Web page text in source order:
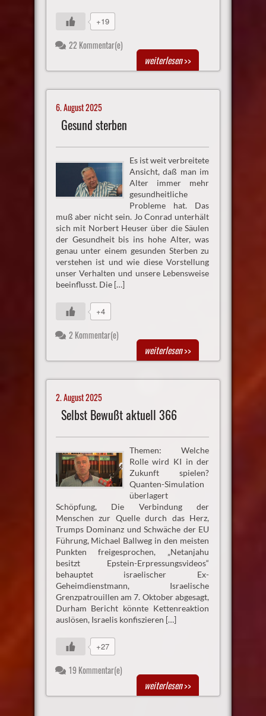
+19
22 Kommentar(e)
weiterlesen>>
6. August 2025
Gesund sterben
Es ist weit verbreitete
Ansicht, daß man im
Alter immer mehr
gesundheitliche
Probleme hat. Das
muß aber nicht sein. Jo Conrad unterhält
sich mit Norbert Heuser über die Säulen
der Gesundheit bis ins hohe Alter, was
genau unter einem gesunden Sterben zu
verstehen ist und wie diese Vorstellung
unser Verhalten und unsere Lebensweise
beeinflusst. Die […]
+4
2 Kommentar(e)
weiterlesen>>
2. August 2025
Selbst Bewußt aktuell 366
Themen: Welche
Rolle wird KI in der
Zukunft spielen?
Quanten-Simulation
überlagert
Schöpfung, Die Verbindung der
Menschen zur Quelle durch das Herz,
Trumps Dominanz und Schwäche der EU
Führung, Michael Ballweg in den meisten
Punkten freigesprochen, „Netanjahu
besitzt Epstein-Erpressungsvideos“
behauptet israelischer Ex-
Geheimdienstmann, Israelische
Grenzpatrouillen am 7. Oktober abgesagt,
Durham Bericht könnte Kettenreaktion
auslösen, Israelis konfiszieren […]
+27
19 Kommentar(e)
weiterlesen>>